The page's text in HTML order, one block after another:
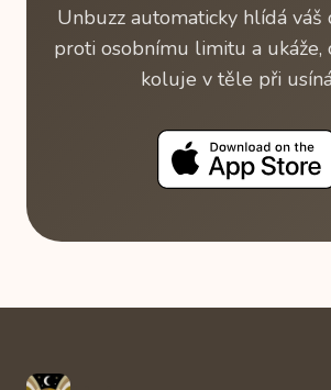
Unbuzz automaticky hlídá váš
proti osobnímu limitu a ukáže,
koluje v těle při